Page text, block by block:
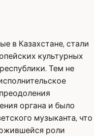
в Казахстане, стали
культурных
Тем не
органа и было
музыканта, что
роли